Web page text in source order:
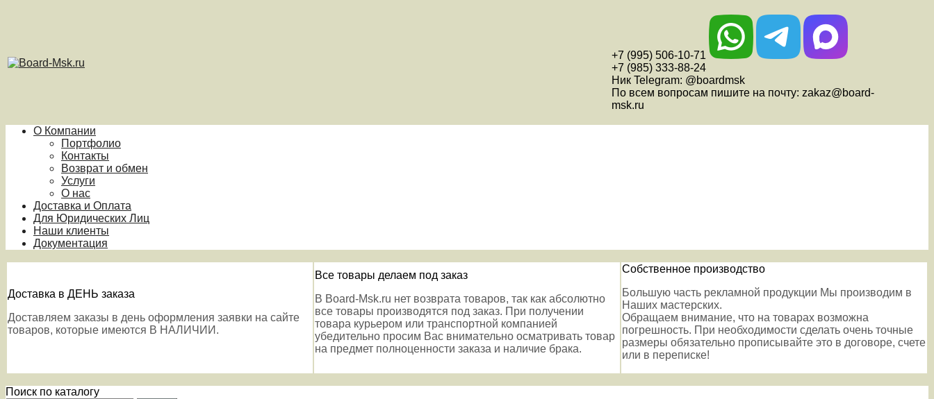
+7 (995) 506-10-71
+7 (985) 333-88-24
Ник Telegram: @boardmsk
По всем вопросам пишите на почту: zakaz@board-
msk.ru
О Компании
Портфолио
Контакты
Возврат и обмен
Услуги
О нас
Доставка и Оплата
Для Юридических Лиц
Наши клиенты
Документация
Доставка в ДЕНЬ заказа
Доставляем заказы в день оформления заявки на сайте
товаров, которые имеются В НАЛИЧИИ.
Все товары делаем под заказ
В Board-Msk.ru нет возврата товаров, так как абсолютно
все товары производятся под заказ. При получении
товара курьером или транспортной компанией
убедительно просим Вас внимательно осматривать товар
на предмет полноценности заказа и наличие брака.
Собственное производство
Большую часть рекламной продукции Мы производим в
Наших мастерских.
Обращаем внимание, что на товарах возможна
погрешность. При необходимости сделать очень точные
размеры обязательно прописывайте это в договоре, счете
или в переписке!
Поиск по каталогу